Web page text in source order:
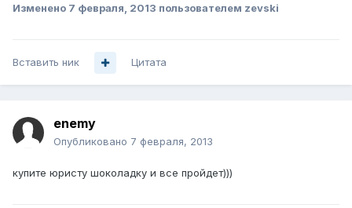
Изменено 7 февраля, 2013 пользователем zevski
Вставить ник Цитата
enemy
Опубликовано 7 февраля, 2013
купите юристу шоколадку и все пройдет)))